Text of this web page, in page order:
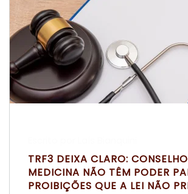
TRF3 DEIXA CLARO:
MEDICINA NÃO TÊM PODER
PROIBIÇÕES QUE A LEI NÃO